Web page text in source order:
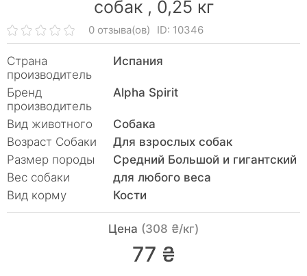
собак , 0,25 кг
0 отзыва(ов) ID: 10346
Страна
производитель
Испания
Бренд
производитель
Alpha Spirit
Вид животного
Собака
Возраст Собаки
Для взрослых собак
Размер породы
Средний Большой и гигантский
Вес собаки
для любого веса
Вид корму
Кости
Цена (308 ₴/кг)
77 ₴